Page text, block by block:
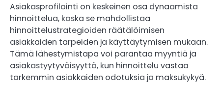
Asiakasprofilointi on keskeinen osa dynaamista
hinnoittelua, koska se mahdollistaa
hinnoittelustrategioiden räätälöimisen
asiakkaiden tarpeiden ja käyttäytymisen mukaan.
Tämä lähestymistapa voi parantaa myyntiä ja
asiakastyytyväisyyttä, kun hinnoittelu vastaa
tarkemmin asiakkaiden odotuksia ja maksukykyä.